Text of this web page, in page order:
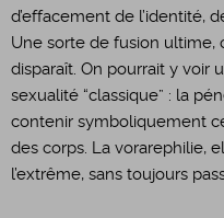
d’effacement de l’identité,
Une sorte de fusion ultime,
disparaît. On pourrait y voir
sexualité “classique” : la
contenir symboliquement
des corps. La vorarephilie,
l’extrême, sans toujours